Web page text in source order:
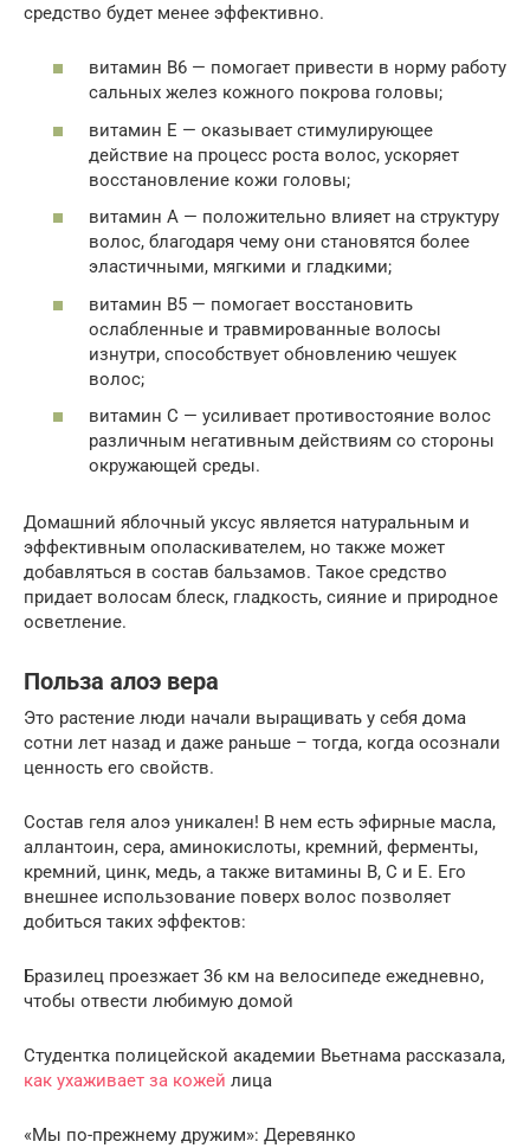
средство будет менее эффективно.
витамин В6 — помогает привести в норму работу
сальных желез кожного покрова головы;
витамин Е — оказывает стимулирующее
действие на процесс роста волос, ускоряет
восстановление кожи головы;
витамин А — положительно влияет на структуру
волос, благодаря чему они становятся более
эластичными, мягкими и гладкими;
витамин В5 — помогает восстановить
ослабленные и травмированные волосы
изнутри, способствует обновлению чешуек
волос;
витамин С — усиливает противостояние волос
различным негативным действиям со стороны
окружающей среды.
Домашний яблочный уксус является натуральным и
эффективным ополаскивателем, но также может
добавляться в состав бальзамов. Такое средство
придает волосам блеск, гладкость, сияние и природное
осветление.
Польза алоэ вера
Это растение люди начали выращивать у себя дома
сотни лет назад и даже раньше – тогда, когда осознали
ценность его свойств.
Состав геля алоэ уникален! В нем есть эфирные масла,
аллантоин, сера, аминокислоты, кремний, ферменты,
кремний, цинк, медь, а также витамины В, С и Е. Его
внешнее использование поверх волос позволяет
добиться таких эффектов:
Бразилец проезжает 36 км на велосипеде ежедневно,
чтобы отвести любимую домой
Студентка полицейской академии Вьетнама рассказала,
как ухаживает за кожей лица
«Мы по-прежнему дружим»: Деревянко